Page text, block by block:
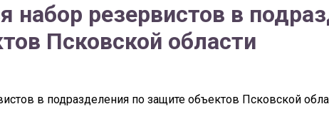
набор резервистов в
Псковской области
в подразделения по защите объектов Псковской